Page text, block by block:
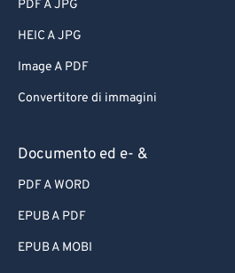
PDF A JPG
HEIC A JPG
Image A PDF
Convertitore di immagini
Documento ed e- &
PDF A WORD
EPUB A PDF
EPUB A MOBI